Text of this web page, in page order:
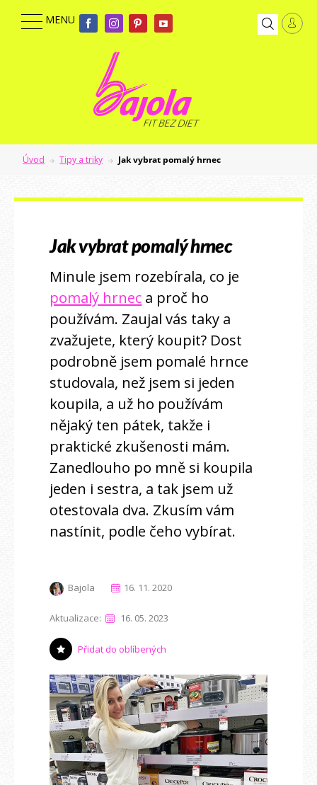
Úvod Tipy a triky Jak vybrat pomalý hrnec
Jak vybrat pomalý hrnec
Minule jsem rozebírala, co je
pomalý hrnec a proč ho
používám. Zaujal vás taky a
zvažujete, který koupit? Dost
podrobně jsem pomalé hrnce
studovala, než jsem si jeden
koupila, a už ho používám
nějaký ten pátek, takže i
praktické zkušenosti mám.
Zanedlouho po mně si koupila
jeden i sestra, a tak jsem už
otestovala dva. Zkusím vám
nastínit, podle čeho vybírat.
Bajola 16. 11. 2020
Aktualizace: 16. 05. 2023
Přidat do oblíbených